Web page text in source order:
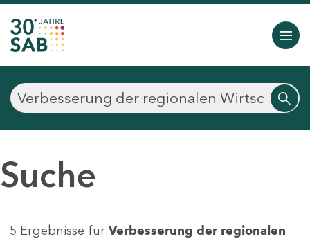
Suche
5 Ergebnisse für Verbesserung der regionalen